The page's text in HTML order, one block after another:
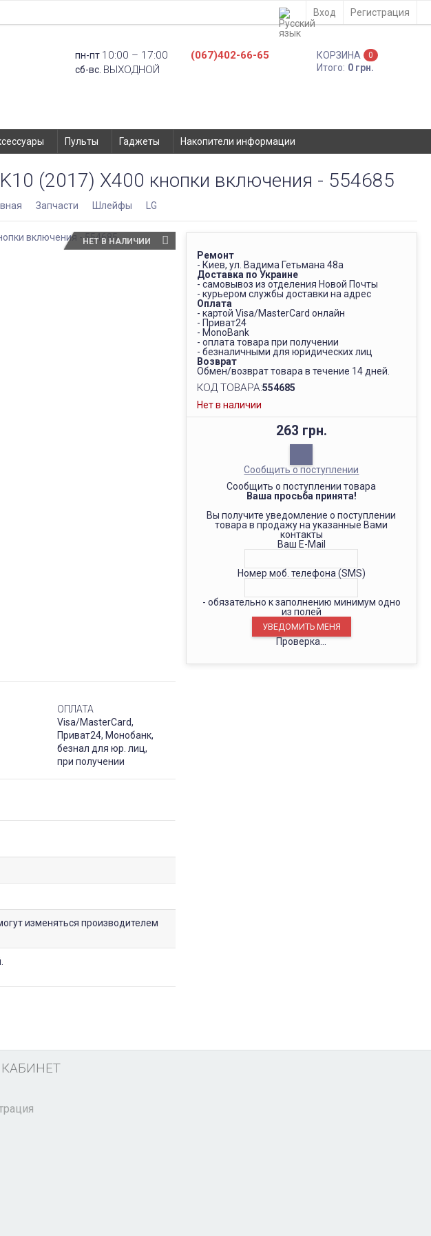
Вход Регистрация
пн-пт 10:00 – 17:00
сб-вс. ВЫХОДНОЙ
(067)402-66-65 КОРЗИНА 0
Итого: 0 грн.
Пульты Гаджеты Накопители информации
(2017) X400 кнопки включения - 554685
Запчасти Шлейфы LG
НЕТ В НАЛИЧИИ
Ремонт
- Киев, ул. Вадима Гетьмана 48а
Доставка по Украине
- самовывоз из отделения Новой Почты
- курьером службы доставки на адрес
Оплата
- картой Visa/MasterCard онлайн
- Приват24
- MonoBank
- оплата товара при получении
- безналичными для юридических лиц
Возврат
Обмен/возврат товара в течение 14 дней.
КОД ТОВАРА:554685
Нет в наличии
263 грн.
Сообщить о поступлении
Сообщить о поступлении товара
Ваша просьба принята!
Вы получите уведомление о поступлении
товара в продажу на указанные Вами
контакты
Ваш E-Mail
Номер моб. телефона (SMS)
- обязательно к заполнению минимум одно
из полей
Проверка...
ОПЛАТА
Visa/MasterCard,
Приват24, Монобанк,
безнал для юр. лиц,
при получении
изменяться производителем